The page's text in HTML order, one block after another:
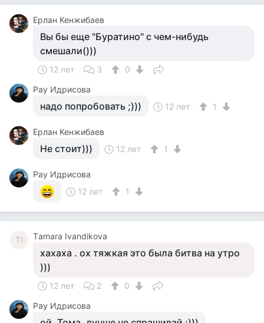
Ерлан Кенжибаев
Вы бы еще "Буратино" с чем-нибудь
смешали()))
12 лет 3
0
Рау Идрисова
надо попробовать ;))) 12 лет 1
Ерлан Кенжибаев
Не стоит))) 12 лет 1
Рау Идрисова
12 лет
1
ТI Тamara Ivandikova
хахаха . ох тяжкая это была битва на утро
)))
12 лет 2
0
Рау Идрисова